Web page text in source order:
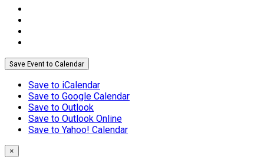
Save Event to Calendar
Save to iCalendar
Save to Google Calendar
Save to Outlook
Save to Outlook Online
Save to Yahoo! Calendar
×